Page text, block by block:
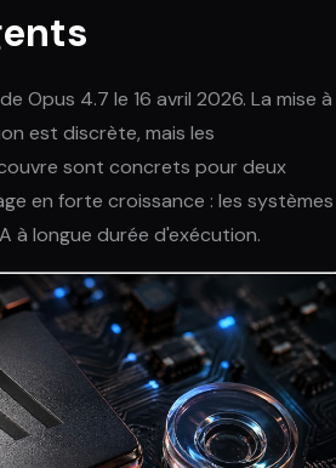
Opus 4.7 le 16 avril 2026. La mise à
est discrète, mais les
sont concrets pour deux
en forte croissance : les systèmes
à longue durée d'exécution.